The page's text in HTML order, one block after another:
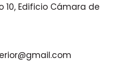
10, Edificio Cámara de